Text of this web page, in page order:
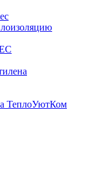
ТеплоУютКом